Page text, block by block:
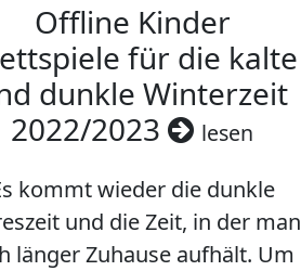
Offline Kinder
für die kalte
dunkle Winterzeit
2022/2023
lesen
kommt wieder die dunkle
und die Zeit, in der man
länger Zuhause aufhält. Um